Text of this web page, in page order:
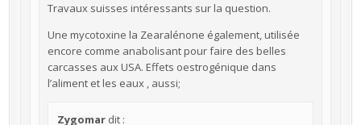
Travaux suisses intéressants sur la question.
Une mycotoxine la Zearalénone également, utilisée
encore comme anabolisant pour faire des belles
carcasses aux USA. Effets oestrogénique dans
l’aliment et les eaux , aussi;
Zygomar dit :